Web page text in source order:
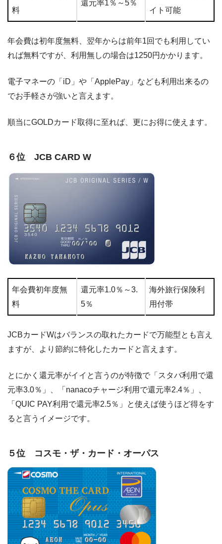
料
還元率1％～5％
イト可能
年会費は初年度無料、翌年からは前年1回でも利用してい
れば無料ですが、利用無しの場合は1250円かかります。
電子マネーの「iD」や「ApplePay」なども利用出来るの
でお手軽さが強いと言えます。
順当にGOLDカード取得に至れば、更にお得に使えます。
６位 JCB CARD W
年会費初年度無
料
還元率1.0％～3.
5％
海外旅行保険利
用付帯
JCBカードWはバランスの取れたカードで万能型とも言え
ますが、より節約に特化したカードと言えます。
とにかく還元率がイイと言うのが特徴で「スタバ利用で還
元率3.0％」、「nanacoチャージ利用で還元率2.4％」、
「QUIC PAY利用で還元率2.5％」と使えば使うほど得をす
ると言うイメージです。
５位 コスモ・ザ・カード・オーパス